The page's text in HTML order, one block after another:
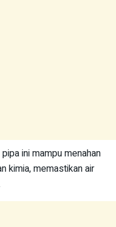
ini mampu menahan
kimia, memastikan air